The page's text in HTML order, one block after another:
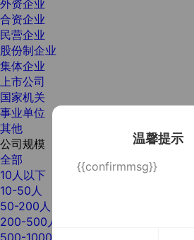
温馨提示
{{confirmmsg}}
外资企业
合资企业
民营企业
股份制企业
集体企业
上市公司
国家机关
事业单位
其他
公司规模
全部
10人以下
10-50人
50-200人
200-500人
500-1000人